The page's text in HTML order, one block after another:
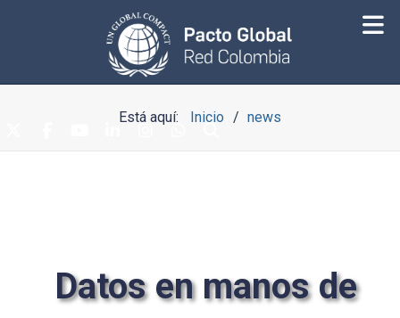
Está aquí: Inicio news
Datos en manos de